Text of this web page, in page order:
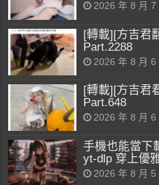
2026 年 8 月 7
[轉載][方吉君
Part.2288
2026 年 8 月 6
[轉載][方吉君
Part.648
2026 年 8 月 6
手機也能當下
yt-dlp 穿上優
2026 年 8 月 5